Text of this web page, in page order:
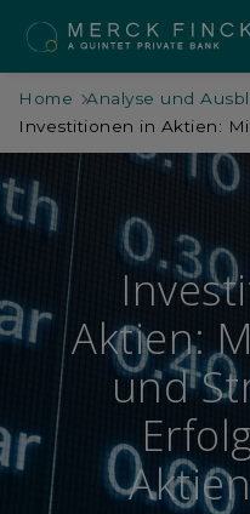
Home
Analyse und
Investitionen in Aktien:
Aktien:
und